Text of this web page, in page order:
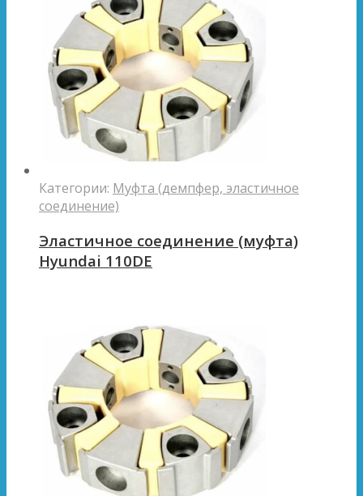
Категории: Муфта (демпфер, эластичное
соединение)
Эластичное соединение (муфта)
Hyundai 110DE